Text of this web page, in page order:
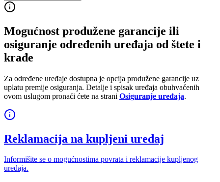
Mogućnost produžene garancije ili
osiguranje određenih uređaja od štete i
krađe
Za određene uređaje dostupna je opcija produžene garancije uz
uplatu premije osiguranja. Detalje i spisak uređaja obuhvaćenih
ovom uslugom pronaći ćete na strani Osiguranje uređaja.
Reklamacija na kupljeni uređaj
Informišite se o mogućnostima povrata i reklamacije kupljenog
uređaja.